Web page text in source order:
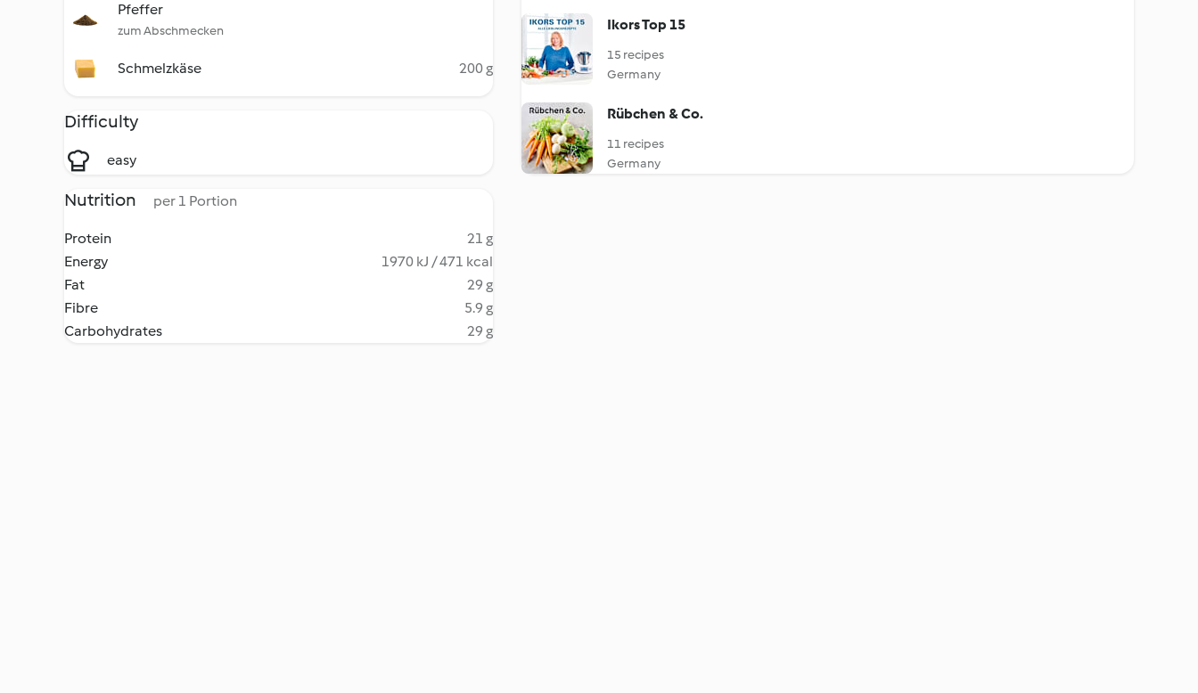
Pfeffer
zum Abschmecken
Schmelzkäse 200 g
Difficulty
easy
Nutrition per 1 Portion
Protein
21 g
Energy
1970 kJ / 471 kcal
Fat
29 g
Fibre
5.9 g
Carbohydrates
29 g
Ikors Top 15
15 recipes
Germany
Rübchen & Co.
11 recipes
Germany